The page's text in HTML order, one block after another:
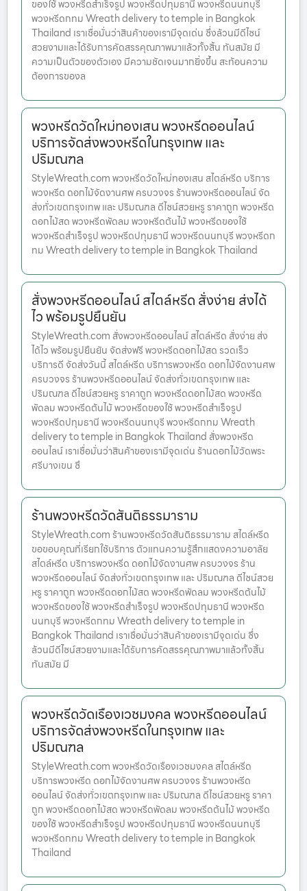
ของใช้ พวงหรีดสำเร็จรูป พวงหรีดปทุมธานี พวงหรีดนนทบุรี
พวงหรีดกทม Wreath delivery to temple in Bangkok
Thailand เราเชื่อมั่นว่าสินค้าของเรามีจุดเด่น ซึ่งล้วนมีดีไซน์
สวยงามและได้รับการคัดสรรคุณภาพมาแล้วทั้งสิ้น ทันสมัย มี
ความเป็นตัวของตัวเอง มีความชัดเจนมากยิ่งขึ้น สะท้อนความ
ต้องการของล
พวงหรีดวัดใหม่ทองเสน พวงหรีดออนไลน์
บริการจัดส่งพวงหรีดในกรุงเทพ และ
ปริมณฑล
StyleWreath.com พวงหรีดวัดใหม่ทองเสน สไตล์หรีด บริการ
พวงหรีด ดอกไม้จัดงานศพ ครบวงจร ร้านพวงหรีดออนไลน์ จัด
ส่งทั่วเขตกรุงเทพ และ ปริมณฑล ดีไซน์สวยหรู ราคาถูก พวงหรีด
ดอกไม้สด พวงหรีดพัดลม พวงหรีดต้นไม้ พวงหรีดของใช้
พวงหรีดสำเร็จรูป พวงหรีดปทุมธานี พวงหรีดนนทบุรี พวงหรีดก
ทม Wreath delivery to temple in Bangkok Thailand
สั่งพวงหรีดออนไลน์ สไตล์หรีด สั่งง่าย ส่งได้
ไว พร้อมรูปยืนยัน
StyleWreath.com สั่งพวงหรีดออนไลน์ สไตล์หรีด สั่งง่าย ส่ง
ได้ไว พร้อมรูปยืนยัน จัดส่งฟรี พวงหรีดดอกไม้สด รวดเร็ว
บริการดี จัดส่งวันนี้ สไตล์หรีด บริการพวงหรีด ดอกไม้จัดงานศพ
ครบวงจร ร้านพวงหรีดออนไลน์ จัดส่งทั่วเขตกรุงเทพ และ
ปริมณฑล ดีไซน์สวยหรู ราคาถูก พวงหรีดดอกไม้สด พวงหรีด
พัดลม พวงหรีดต้นไม้ พวงหรีดของใช้ พวงหรีดสำเร็จรูป
พวงหรีดปทุมธานี พวงหรีดนนทบุรี พวงหรีดกทม Wreath
delivery to temple in Bangkok Thailand สั่งพวงหรีด
ออนไลน์ เราเชื่อมั่นว่าสินค้าของเรามีจุดเด่น ร้านดอกไม้วัดพระ
ศรีบางเขน ซึ
ร้านพวงหรีดวัดสันติธรรมาราม
StyleWreath.com ร้านพวงหรีดวัดสันติธรรมาราม สไตล์หรีด
ขอขอบคุณที่เรียกใช้บริการ ตัวแทนความรู้สึกแสดงความอาลัย
สไตล์หรีด บริการพวงหรีด ดอกไม้จัดงานศพ ครบวงจร ร้าน
พวงหรีดออนไลน์ จัดส่งทั่วเขตกรุงเทพ และ ปริมณฑล ดีไซน์สวย
หรู ราคาถูก พวงหรีดดอกไม้สด พวงหรีดพัดลม พวงหรีดต้นไม้
พวงหรีดของใช้ พวงหรีดสำเร็จรูป พวงหรีดปทุมธานี พวงหรีด
นนทบุรี พวงหรีดกทม Wreath delivery to temple in
Bangkok Thailand เราเชื่อมั่นว่าสินค้าของเรามีจุดเด่น ซึ่ง
ล้วนมีดีไซน์สวยงามและได้รับการคัดสรรคุณภาพมาแล้วทั้งสิ้น
ทันสมัย มี
พวงหรีดวัดเรืองเวชมงคล พวงหรีดออนไลน์
บริการจัดส่งพวงหรีดในกรุงเทพ และ
ปริมณฑล
StyleWreath.com พวงหรีดวัดเรืองเวชมงคล สไตล์หรีด
บริการพวงหรีด ดอกไม้จัดงานศพ ครบวงจร ร้านพวงหรีด
ออนไลน์ จัดส่งทั่วเขตกรุงเทพ และ ปริมณฑล ดีไซน์สวยหรู ราคา
ถูก พวงหรีดดอกไม้สด พวงหรีดพัดลม พวงหรีดต้นไม้ พวงหรีด
ของใช้ พวงหรีดสำเร็จรูป พวงหรีดปทุมธานี พวงหรีดนนทบุรี
พวงหรีดกทม Wreath delivery to temple in Bangkok
Thailand